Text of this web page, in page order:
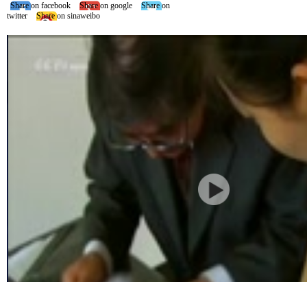
Share on facebook Share on google
Share on
twitter
Share on sinaweibo